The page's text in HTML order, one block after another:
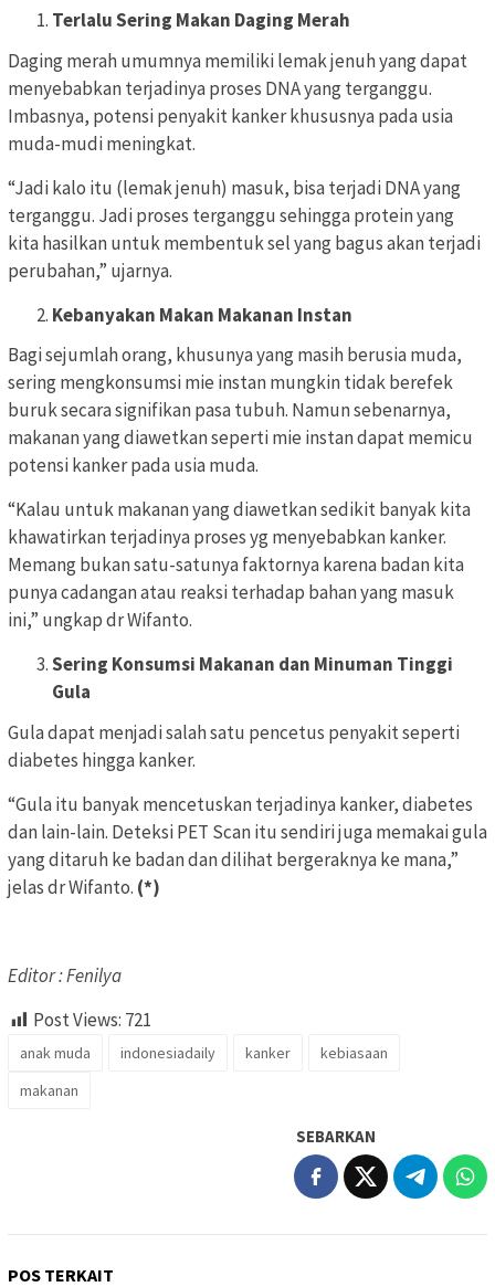
Terlalu Sering Makan Daging Merah
Daging merah umumnya memiliki lemak jenuh yang dapat
menyebabkan terjadinya proses DNA yang terganggu.
Imbasnya, potensi penyakit kanker khususnya pada usia
muda-mudi meningkat.
“Jadi kalo itu (lemak jenuh) masuk, bisa terjadi DNA yang
terganggu. Jadi proses terganggu sehingga protein yang
kita hasilkan untuk membentuk sel yang bagus akan terjadi
perubahan,” ujarnya.
Kebanyakan Makan Makanan Instan
Bagi sejumlah orang, khusunya yang masih berusia muda,
sering mengkonsumsi mie instan mungkin tidak berefek
buruk secara signifikan pasa tubuh. Namun sebenarnya,
makanan yang diawetkan seperti mie instan dapat memicu
potensi kanker pada usia muda.
“Kalau untuk makanan yang diawetkan sedikit banyak kita
khawatirkan terjadinya proses yg menyebabkan kanker.
Memang bukan satu-satunya faktornya karena badan kita
punya cadangan atau reaksi terhadap bahan yang masuk
ini,” ungkap dr Wifanto.
Sering Konsumsi Makanan dan Minuman Tinggi
Gula
Gula dapat menjadi salah satu pencetus penyakit seperti
diabetes hingga kanker.
“Gula itu banyak mencetuskan terjadinya kanker, diabetes
dan lain-lain. Deteksi PET Scan itu sendiri juga memakai gula
yang ditaruh ke badan dan dilihat bergeraknya ke mana,”
jelas dr Wifanto. (*)
Editor : Fenilya
Post Views: 721
anak muda indonesiadaily kanker
kebiasaan
makanan
SEBARKAN
POS TERKAIT